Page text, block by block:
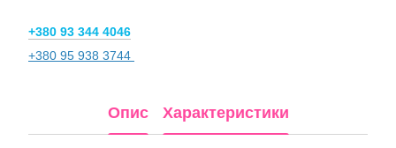
+380 93 344 4046
+380 95 938 3744
Опис Характеристики